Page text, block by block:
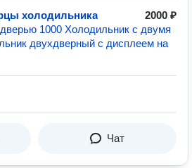
холодильника
2000 ₽
1000 Холодильник с двумя
двухдверный с дисплеем на
Чат